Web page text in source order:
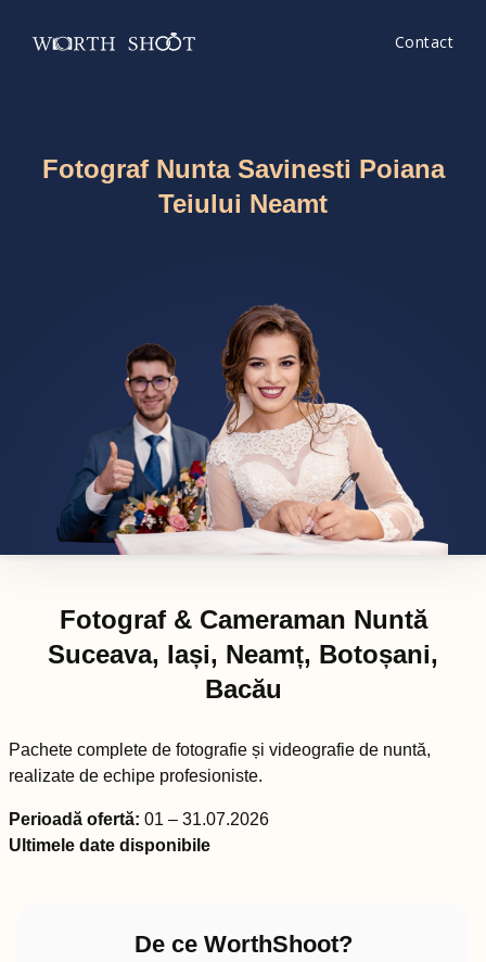
Contact
Fotograf Nunta Savinesti Poiana
Teiului Neamt
Fotograf & Cameraman Nuntă
Suceava, Iași, Neamț, Botoșani,
Bacău
Pachete complete de fotografie și videografie de nuntă,
realizate de echipe profesioniste.
Perioadă ofertă: 01 – 31.07.2026
Ultimele date disponibile
De ce WorthShoot?